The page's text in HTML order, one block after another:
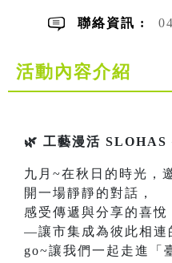
聯絡資訊 :
活動內容介紹
🌿 工藝漫活 SLOHAS
九月~在秋日的時光，
開一場靜靜的對話，
感受傳遞與分享的喜
—讓市集成為彼此相連
go~讓我們一起走進「